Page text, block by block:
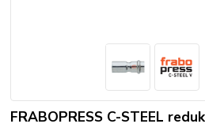
FRABOPRESS C-STEEL